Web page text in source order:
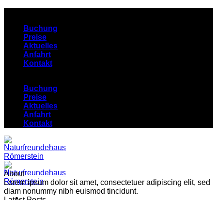
springenBuchung
Preise
Aktuelles
Anfahrt
Kontakt
Buchung
Preise
Aktuelles
Anfahrt
Kontakt
About
Lorem ipsum dolor sit amet, consectetuer adipiscing elit, sed
diam nonummy nibh euismod tincidunt.